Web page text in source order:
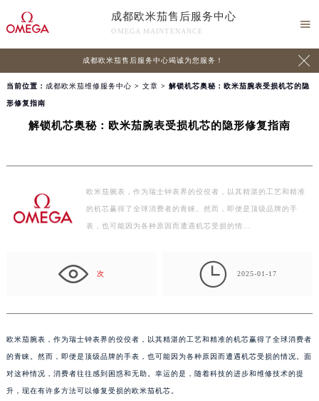
成都欧米茄售后服务中心
OMEGA MAINTENANCE

成都欧米茄售后服务中心竭诚为您服务！ 
当前位置： 成都欧米茄维修服务中心 > 文章 > 解锁机芯奥秘：欧米茄腕表受损机芯的隐
形修复指南
解锁机芯奥秘：欧米茄腕表受损机芯的隐形修复指南
欧米茄腕表，作为瑞士钟表界的佼佼者，以其精湛的工艺和精准
的机芯赢得了全球消费者的青睐。然而，即便是顶级品牌的手
表，也可能因为各种原因而遭遇机芯受损的情…
次  2025-01-17
欧米茄腕表，作为瑞士钟表界的佼佼者，以其精湛的工艺和精准的机芯赢得了全球消费者
的青睐。然而，即便是顶级品牌的手表，也可能因为各种原因而遭遇机芯受损的情况。面
对这种情况，消费者往往感到困惑和无助。幸运的是，随着科技的进步和维修技术的提
升，现在有许多方法可以修复受损的欧米茄机芯。